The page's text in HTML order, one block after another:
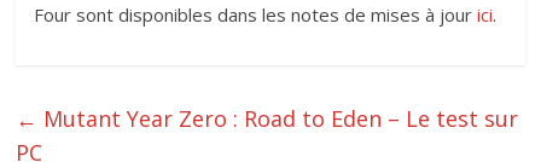
Four sont disponibles dans les notes de mises à jourici.
← Mutant Year Zero : Road to Eden – Le test sur
PC